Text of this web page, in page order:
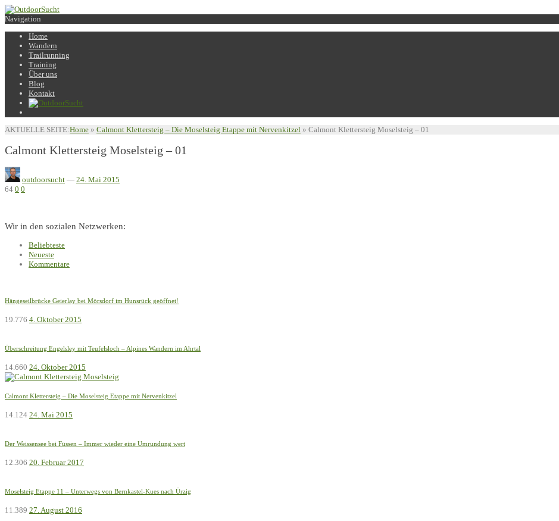
Navigation
Home
Wandern
Trailrunning
Training
Über uns
Blog
Kontakt
AKTUELLE SEITE:Home » Calmont Klettersteig – Die Moselsteig Etappe mit Nervenkitzel » Calmont Klettersteig Moselsteig – 01
Calmont Klettersteig Moselsteig – 01
outdoorsucht — 24. Mai 2015
64 0 0
Wir in den sozialen Netzwerken:
Beliebteste
Neueste
Kommentare
Hängeseilbrücke Geierlay bei Mörsdorf im Hunsrück geöffnet!
19.776 4. Oktober 2015
Überschreitung Engelsley mit Teufelsloch – Alpines Wandern im Ahrtal
14.660 24. Oktober 2015
Calmont Klettersteig – Die Moselsteig Etappe mit Nervenkitzel
14.124 24. Mai 2015
Der Weissensee bei Füssen – Immer wieder eine Umrundung wert
12.306 20. Februar 2017
Moselsteig Etappe 11 – Unterwegs von Bernkastel-Kues nach Ürzig
11.389 27. August 2016